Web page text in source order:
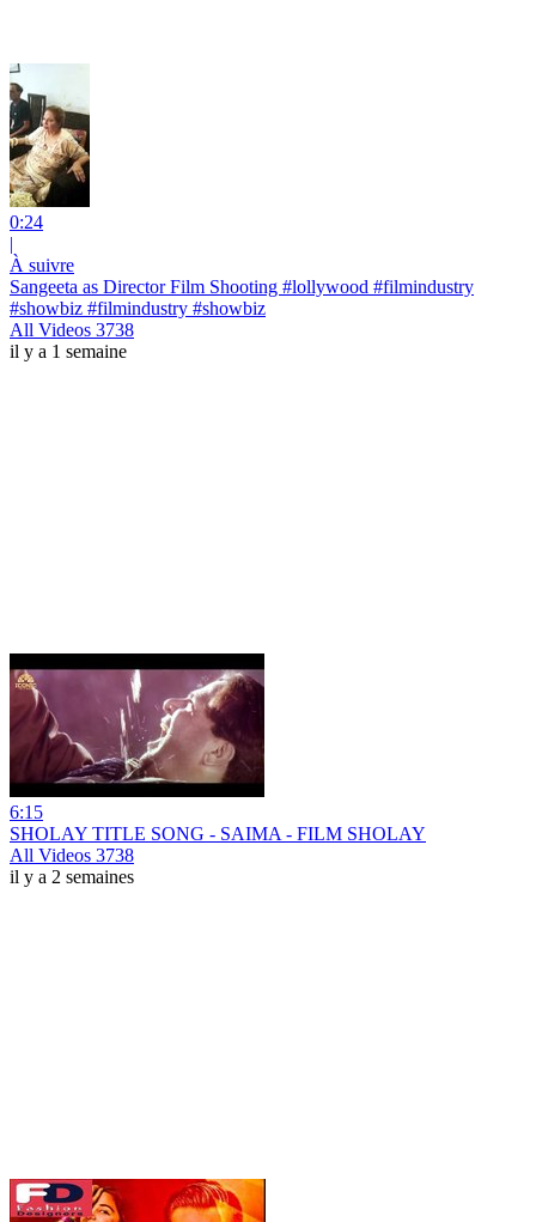
0:24
|
À suivre
Sangeeta as Director Film Shooting #lollywood #filmindustry
#showbiz #filmindustry #showbiz
All Videos 3738
il y a 1 semaine
6:15
SHOLAY TITLE SONG - SAIMA - FILM SHOLAY
All Videos 3738
il y a 2 semaines